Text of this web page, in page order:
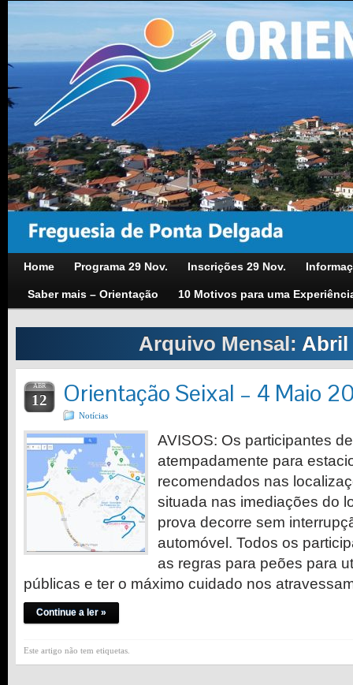
Home Programa 29 Nov. Inscrições 29 Nov.
Saber mais – Orientação 10 Motivos para uma
Arquivo Mensal: Abril
ABR
12 Orientação Seixal – 4 Maio
Notícias
AVISOS: Os participantes
atempadamente para
recomendados nas
situada nas imediações do
prova decorre sem
automóvel. Todos os
as regras para peões para
públicas e ter o máximo cuidado nos
Continue a ler »
Este artigo não tem etiquetas.